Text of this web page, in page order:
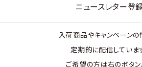
ニュースレター登
入荷商品やキャンペーン
定期的に配信していま
ご希望の方は右のボタン